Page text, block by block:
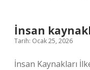
İnsan
Tarih: Ocak 25, 2026
İnsan Kaynakları